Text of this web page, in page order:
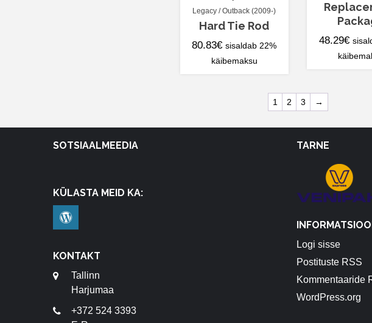
Legacy / Outback (2009-)
Hard Tie Rod
80.83€ sisaldab 22%
käibemaksu
48.29€
1 2 3 →
SOTSIAALMEEDIA
KÜLASTA MEID KA:
KONTAKT
Tallinn
Harjumaa
+372 524 3393
TARNE
Logi sisse
Postituste RSS
Kommentaaride
WordPress.org